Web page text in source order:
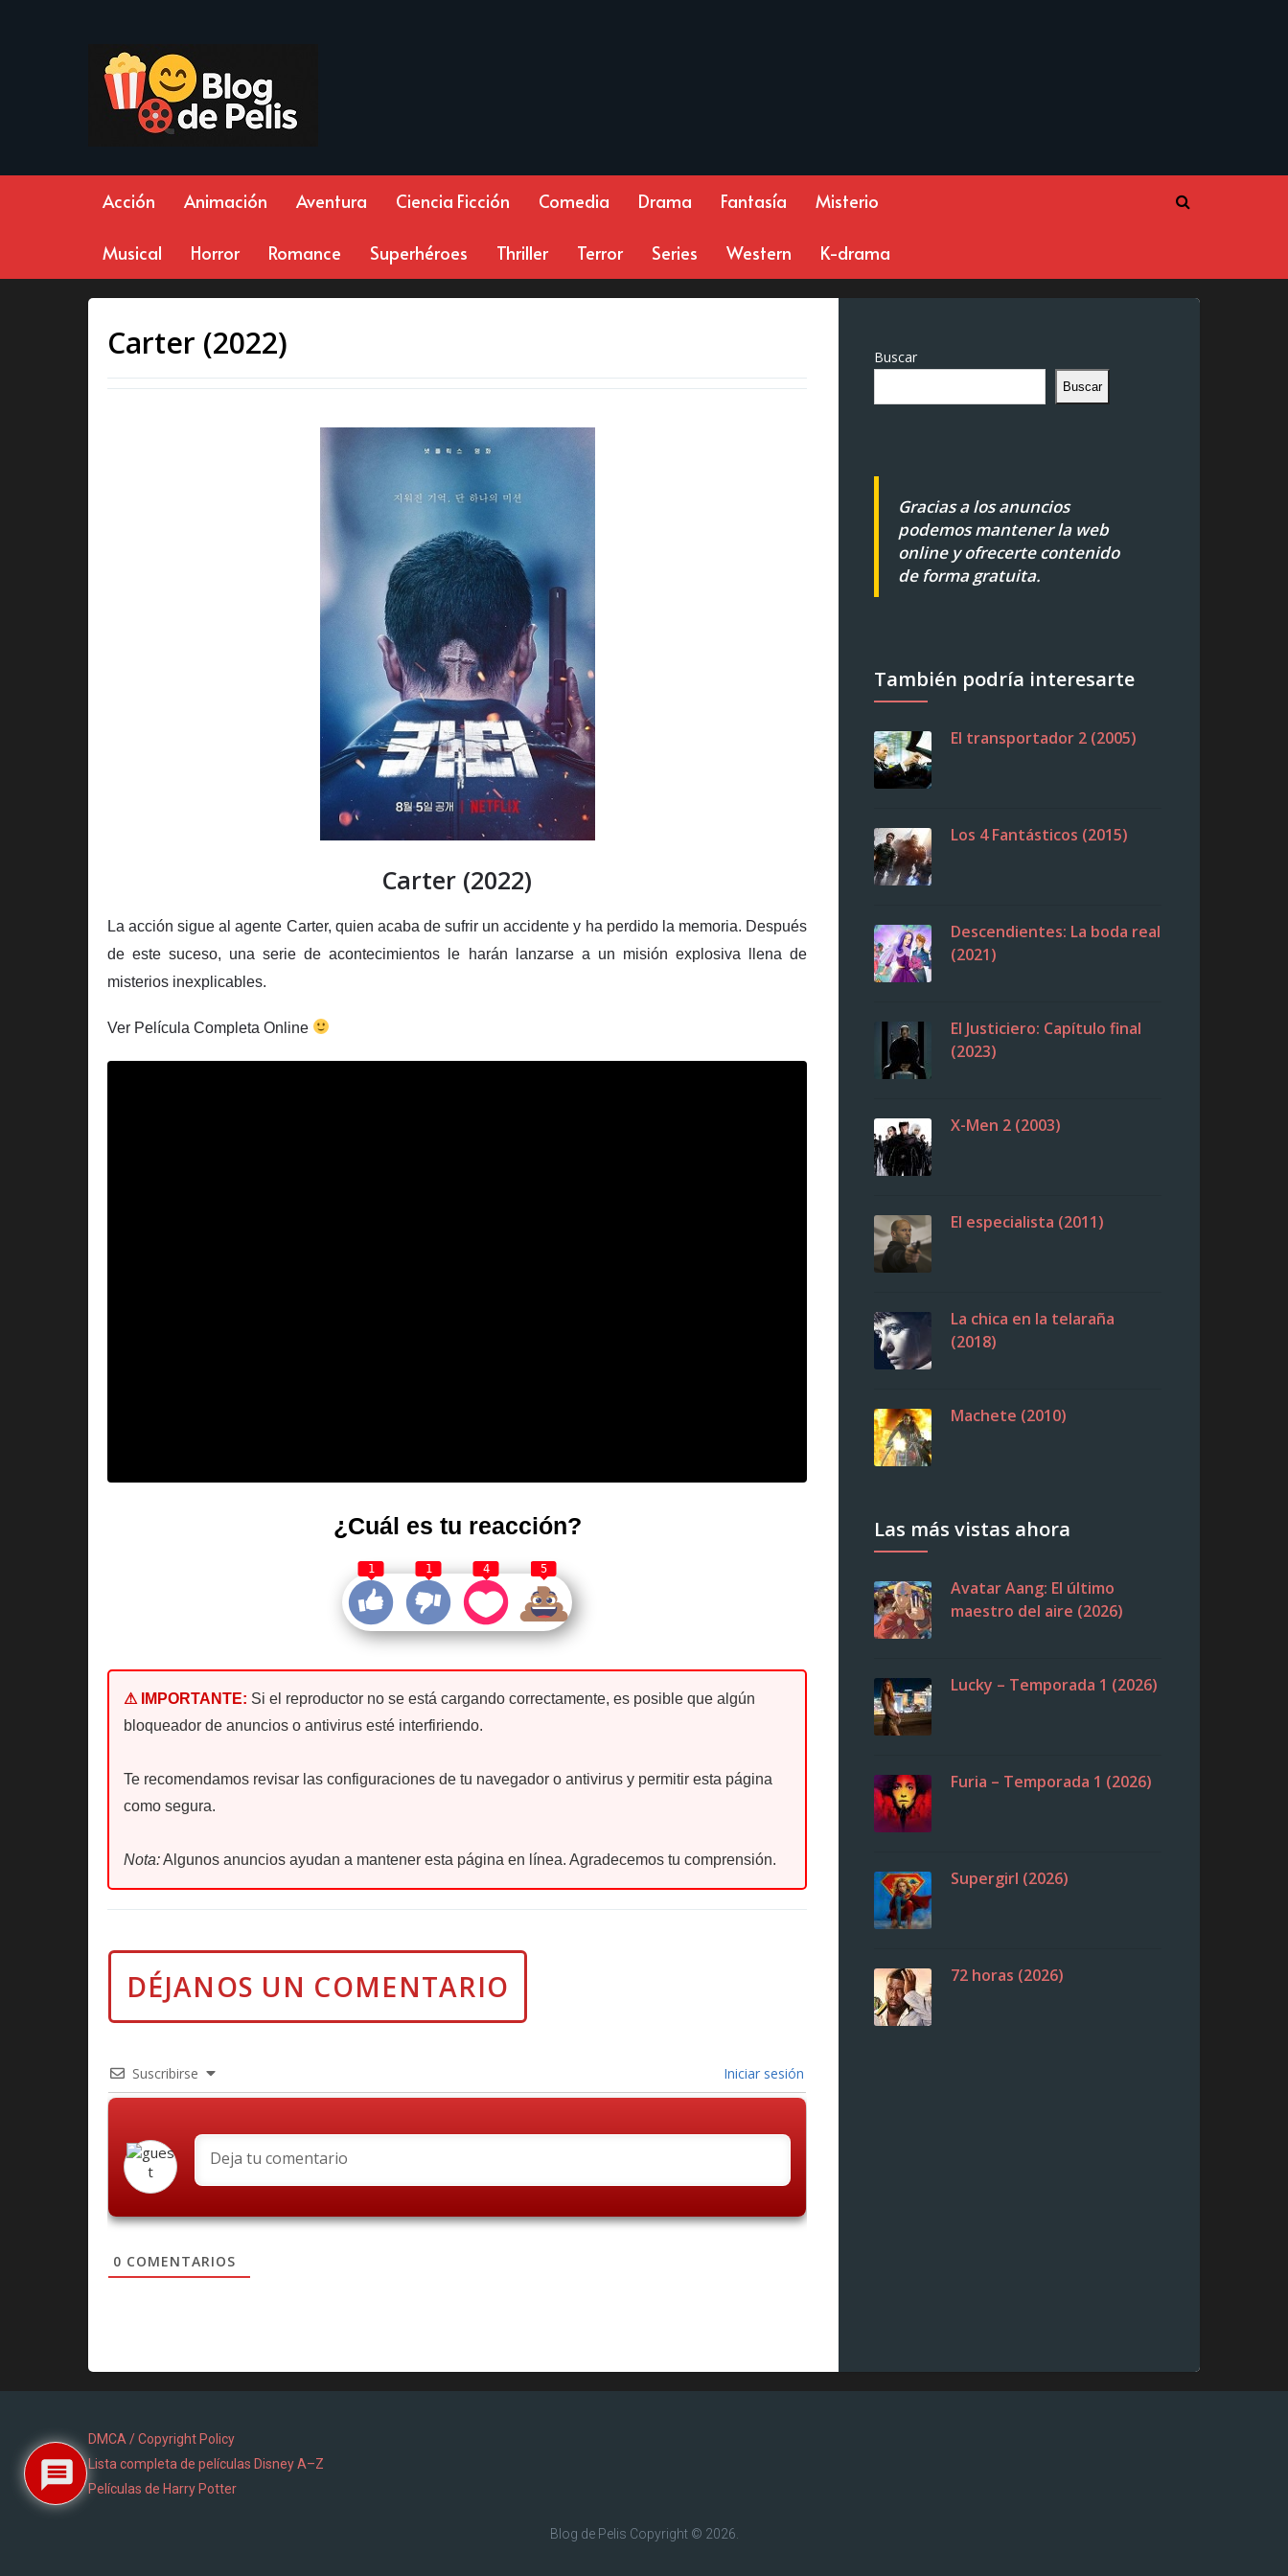
Acción Animación Aventura Ciencia Ficción Comedia Drama Fantasía Misterio
Musical Horror Romance Superhéroes Thriller Terror Series Western K-drama
Carter (2022)
Carter (2022)
La acción sigue al agente Carter, quien acaba de sufrir un accidente y ha perdido la memoria. Después
de este suceso, una serie de acontecimientos le harán lanzarse a un misión explosiva llena de
misterios inexplicables.
Ver Película Completa Online
¿Cuál es tu reacción?
1 1 4 5
⚠ IMPORTANTE: Si el reproductor no se está cargando correctamente, es posible que algún
bloqueador de anuncios o antivirus esté interfiriendo.
Te recomendamos revisar las configuraciones de tu navegador o antivirus y permitir esta página
como segura.
Nota:Algunos anuncios ayudan a mantener esta página en línea. Agradecemos tu comprensión.
Suscribirse Iniciar sesión
0 COMENTARIOS
Buscar
Buscar
Gracias a los anuncios
podemos mantener la web
online y ofrecerte contenido
de forma gratuita.
También podría interesarte
El transportador 2 (2005)
Los 4 Fantásticos (2015)
Descendientes: La boda real
(2021)
El Justiciero: Capítulo final
(2023)
X-Men 2 (2003)
El especialista (2011)
La chica en la telaraña
(2018)
Machete (2010)
Las más vistas ahora
Avatar Aang: El último
maestro del aire (2026)
Lucky – Temporada 1 (2026)
Furia – Temporada 1 (2026)
Supergirl (2026)
72 horas (2026)
DMCA / Copyright Policy
Lista completa de películas Disney A–Z
Películas de Harry Potter
Blog de Pelis Copyright © 2026.